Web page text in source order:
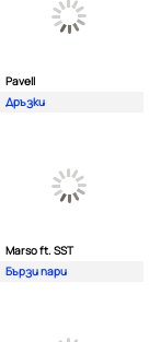
Pavell
Дръзки
Marso ft. SST
Бързи пари